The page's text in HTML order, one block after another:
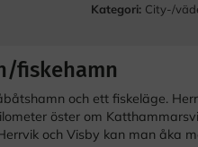
Kategori: City-/
fiskehamn
och ett fiskeläge.
öster om
och Visby kan man åka